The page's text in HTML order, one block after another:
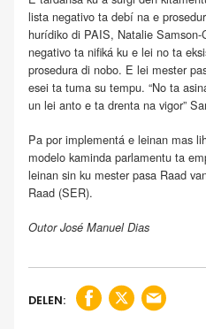
lista negativo ta debí na e
hurídiko di PAIS, Natalie
negativo ta nifiká ku e lei no ta
prosedura di nobo. E lei mester
esei ta tuma su tempu. “No ta
un lei anto e ta drenta na vigor”
Pa por implementá e leinan mas
modelo kaminda parlamentu ta
leinan sin ku mester pasa Raad
Raad (SER).
Outor José Manuel Dias
DELEN: